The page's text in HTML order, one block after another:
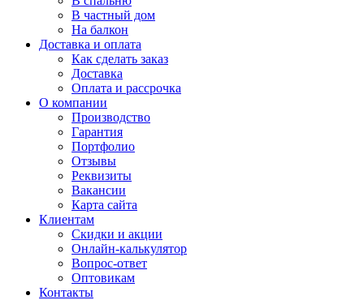
В частный дом
На балкон
Доставка и оплата
Как сделать заказ
Доставка
Оплата и рассрочка
О компании
Производство
Гарантия
Портфолио
Отзывы
Реквизиты
Вакансии
Карта сайта
Клиентам
Скидки и акции
Онлайн-калькулятор
Вопрос-ответ
Оптовикам
Контакты